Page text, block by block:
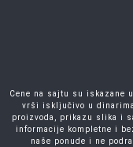
Cene na sajtu su iskazane
vrši isključivo u
proizvoda, prikazu slika i
informacije kompletne i
naše ponude i ne